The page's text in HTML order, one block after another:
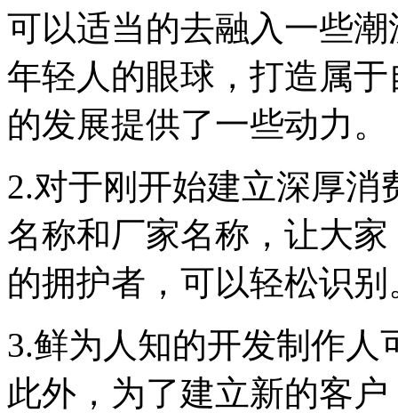
可以适当的去融入一些
年轻人的眼球，打造属
的发展提供了一些动力。
2.对于刚开始建立深厚
名称和厂家名称，让大
的拥护者，可以轻松识别
3.鲜为人知的开发制作
此外，为了建立新的客